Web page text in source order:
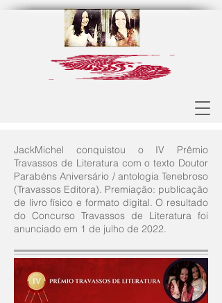
JackMichel conquistou o IV Prêmio
Travassos de Literatura com o texto Doutor
Parabéns Aniversário / antologia Tenebroso
(Travassos Editora). Premiação: publicação
de livro físico e formato digital. O resultado
do Concurso Travassos de Literatura foi
anunciado em 1 de julho de 2022.